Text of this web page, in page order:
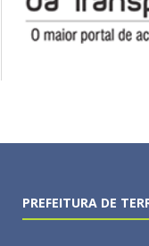
PREFEITURA DE